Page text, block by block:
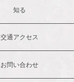
知る
交通アクセス
お問い合わせ